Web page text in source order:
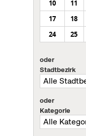
10
11
17
18
24
25
oder
Stadtbezirk
oder
Kategorie